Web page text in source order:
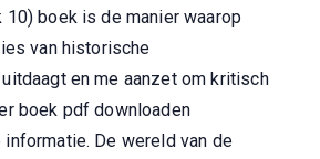
10) boek is de manier waarop
van historische
en me aanzet om kritisch
boek pdf downloaden
De wereld van de